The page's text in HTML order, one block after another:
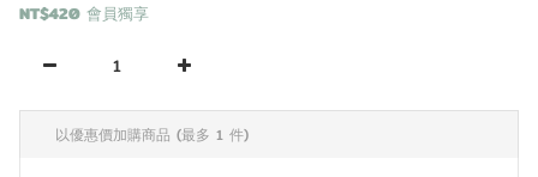
NT$420 會員獨享
以優惠價加購商品 (最多 1 件)